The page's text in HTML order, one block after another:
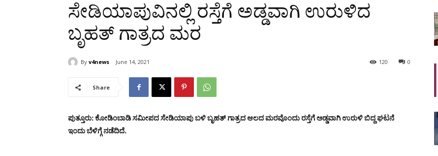
ಸೇಡಿಯಾಪುವಿನಲ್ಲಿ ರಸ್ತೆಗೆ ಅಡ್ಡವಾಗಿ ಉರುಳಿದ
ಬೃಹತ್ ಗಾತ್ರದ ಮರ
By v4news June 14, 2021 0
120
Share
ಪುತ್ತೂರು: ಕೋಡಿಂಬಾಡಿ ಸಮೀಪದ ಸೇಡಿಯಾಪು ಬಳಿ ಬೃಹತ್ ಗಾತ್ರದ ಆಲದ ಮರವೊಂದು ರಸ್ತೆಗೆ ಅಡ್ಡವಾಗಿ ಉರುಳಿ ಬಿದ್ದ ಘಟನೆ
ಇಂದು ಬೆಳಿಗ್ಗೆ ನಡೆದಿದೆ.